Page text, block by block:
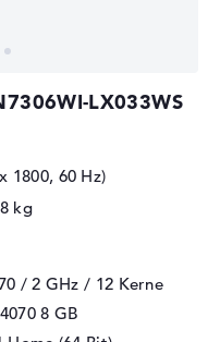
LX033WS
1800, 60 Hz)
kg
/ 2 GHz / 12 Kerne
8 GB